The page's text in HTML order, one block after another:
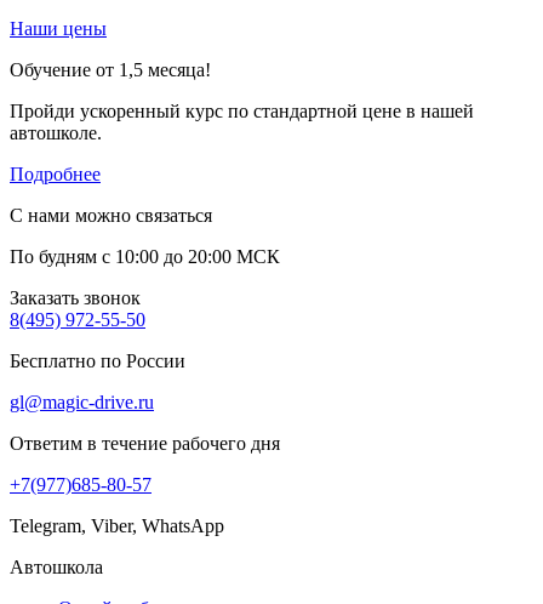
Наши цены
Обучение от 1,5 месяца!
Пройди ускоренный курс по стандартной цене в нашей
автошколе.
Подробнее
С нами можно связаться
По будням с 10:00 до 20:00 МСК
Заказать звонок
8(495) 972-55-50
Бесплатно по России
gl@magic-drive.ru
Ответим в течение рабочего дня
+7(977)685-80-57
Telegram, Viber, WhatsApp
Автошкола